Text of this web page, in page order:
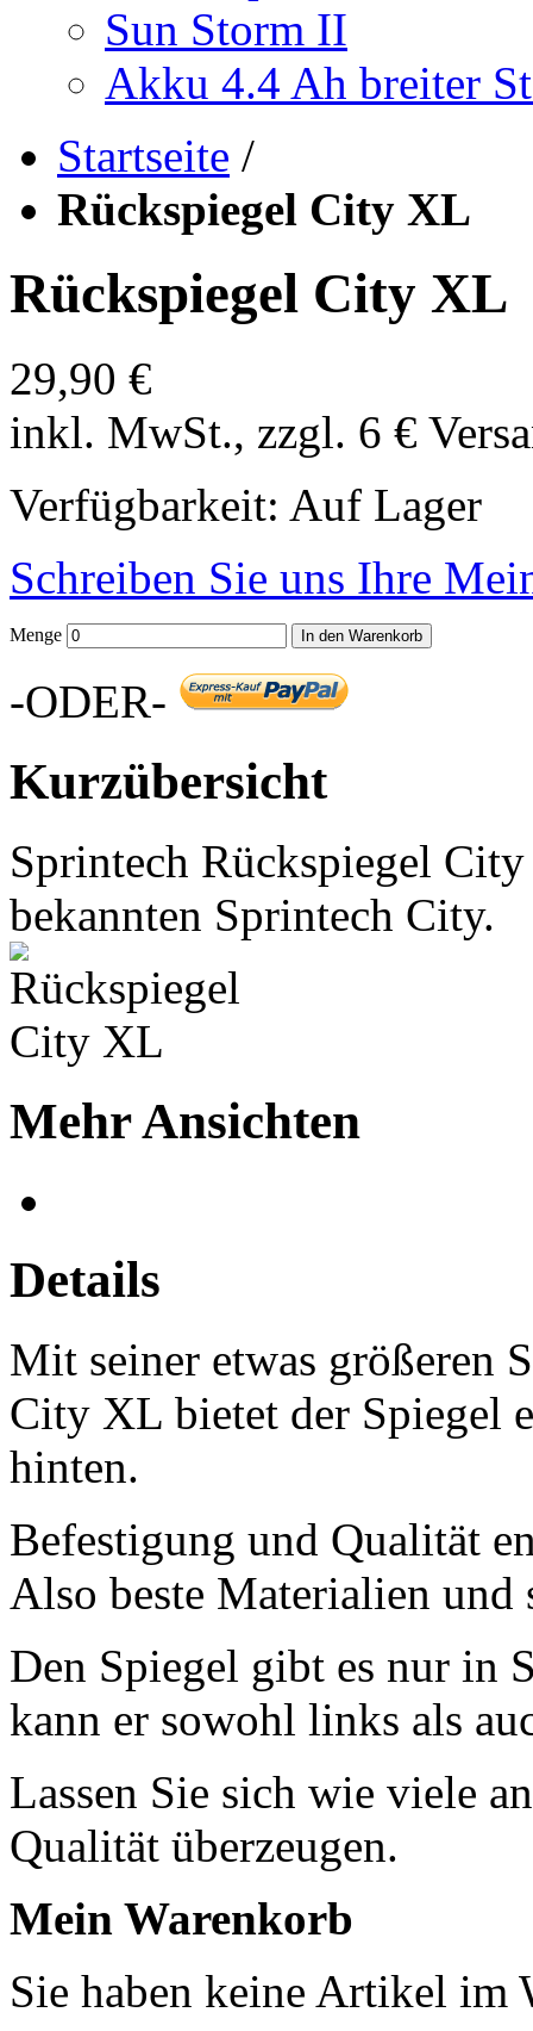
Sun Storm II
Akku 4.4 Ah breiter
Startseite /
Rückspiegel City XL
Rückspiegel City XL
29,90 €
inkl. MwSt., zzgl. 6 €
Verfügbarkeit: Auf Lager
Schreiben Sie uns Ihre
Menge In den Warenkorb
-ODER-
Kurzübersicht
Sprintech Rückspiegel
bekannten Sprintech City.
Mehr Ansichten
Details
Mit seiner etwas größeren
City XL bietet der Spiegel
hinten.
Befestigung und Qualität
Also beste Materialien und
Den Spiegel gibt es nur in
kann er sowohl links als
Lassen Sie sich wie viele
Qualität überzeugen.
Mein Warenkorb
Sie haben keine Artikel im